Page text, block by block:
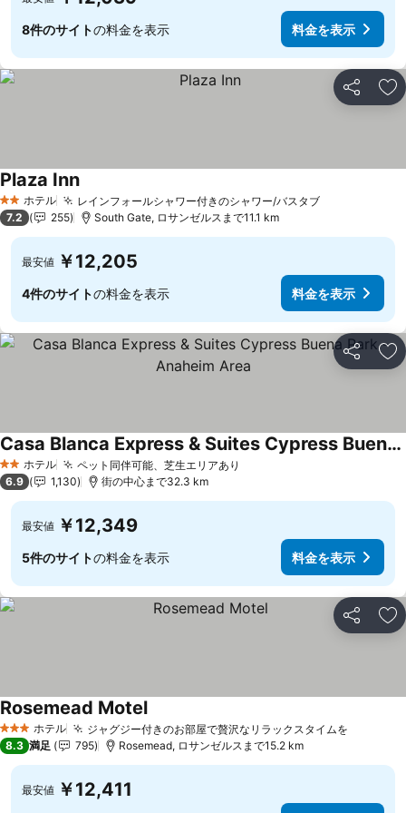
8件のサイトの料金を表示 料金を表示
シェア お
2 ホテルのランク
ホテル レインフォールシャワー付きのシャワー/バスタブ
Plaza Inn
7.2 255 South Gate, ロサンゼルスまで11.1 km
最安値 ￥12,205
4件のサイトの料金を表示 料金を表示
シェア お
2 ホテルのランク
ホテル ペット同伴可能、芝生エリアあり
Casa Blanca Express & Suites Cypress Buena Park - Anaheim Area
6.9 1,130 街の中心まで32.3 km
最安値 ￥12,349
5件のサイトの料金を表示 料金を表示
シェア お
3 ホテルのランク
ホテル ジャグジー付きのお部屋で贅沢なリラックスタイムを
Rosemead Motel
8.3 満足 795 Rosemead, ロサンゼルスまで15.2 km
最安値 ￥12,411